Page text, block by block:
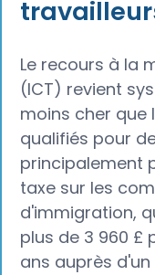
Le recours à la
(ICT) revient
moins cher que
qualifiés pour
principalement
taxe sur les
d'immigration,
plus de 3 960 £
ans auprès